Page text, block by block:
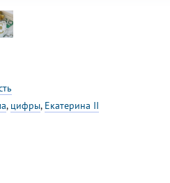
, цифры, Екатерина II